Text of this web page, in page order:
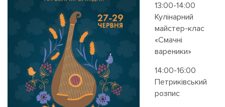
13:00-14:00
Кулінарний
майстер-клас
«Смачні
вареники»
14:00-16:00
Петриківський
розпис